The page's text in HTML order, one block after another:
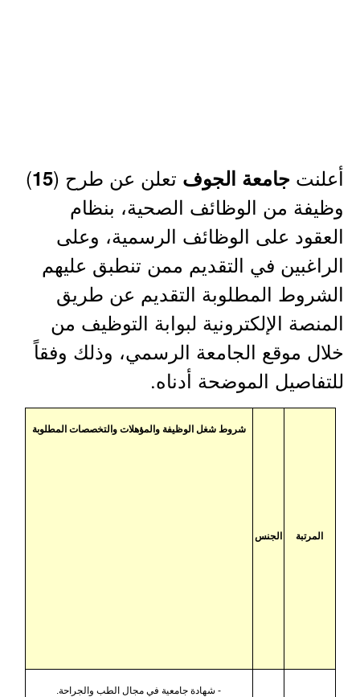
أعلنت جامعة الجوف تعلن عن طرح (15
)
وظيفة من الوظائف الصحية، بنظام
العقود على الوظائف الرسمية، وعلى
الراغبين في التقديم ممن تنطبق عليهم
الشروط المطلوبة التقديم عن طريق
المنصة الإلكترونية لبوابة التوظيف من
خلال موقع الجامعة الرسمي، وذلك وفقاً
للتفاصيل الموضحة أدناه.
المرتبة الجنس
شروط شغل الوظيفة والمؤهلات والتخصصات المطلوبة
- شهادة جامعية في مجال الطب والجراحة.